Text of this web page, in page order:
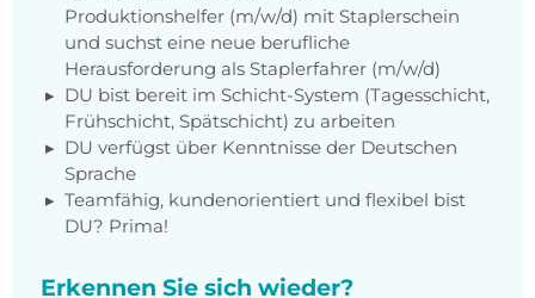
Produktionshelfer (m/w/d) mit Staplerschein
und suchst eine neue berufliche
Herausforderung als Staplerfahrer (m/w/d)
DU bist bereit im Schicht-System (Tagesschicht,
Frühschicht, Spätschicht) zu arbeiten
DU verfügst über Kenntnisse der Deutschen
Sprache
Teamfähig, kundenorientiert und flexibel bist
DU? Prima!
Erkennen Sie sich wieder?